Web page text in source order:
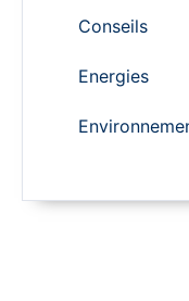
Conseils
Energies